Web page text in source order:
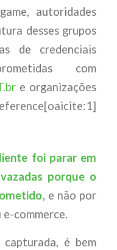
autoridades
desses grupos
de credenciais
com
e organizações
foi parar em
porque o
, e não por
commerce.
é bem